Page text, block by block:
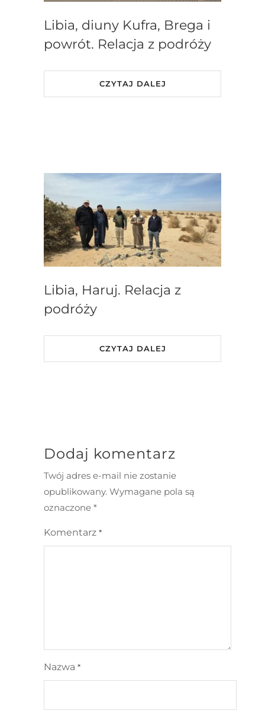
Libia, diuny Kufra, Brega i
powrót. Relacja z podróży
CZYTAJ DALEJ
Libia, Haruj. Relacja z
podróży
CZYTAJ DALEJ
Dodaj komentarz
Twój adres e-mail nie zostanie
opublikowany. Wymagane pola są
oznaczone *
Komentarz *
Nazwa *